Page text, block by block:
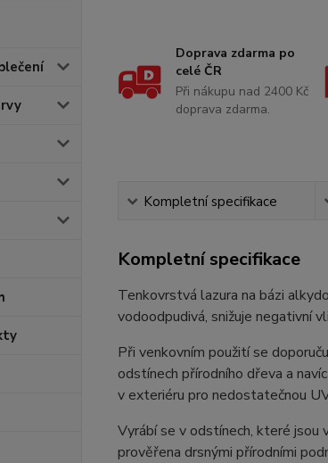
Doprava zdarma po
celé ČR
Při nákupu nad 2400 Kč
doprava zdarma.
Kompletní specifikace
Kompletní specifikace
Tenkovrstvá lazura na bázi
vodoodpudivá, snižuje negativní
Při venkovním použití se
odstínech přírodního dřeva a
v exteriéru pro nedostatečnou
Vyrábí se v odstínech, které
prověřena drsnými přírodními